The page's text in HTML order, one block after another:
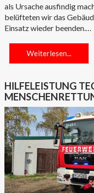
als Ursache ausfindig
belüfteten wir das
Einsatz wieder beenden.…
Weiterlesen...
HILFELEISTUNG